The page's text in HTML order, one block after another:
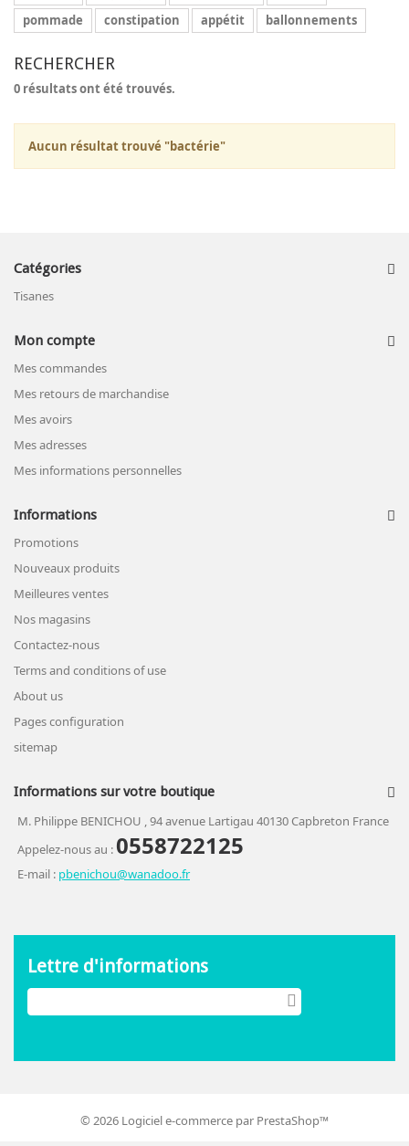
pommade
constipation appétit ballonnements
RECHERCHER
0 résultats ont été trouvés.
Aucun résultat trouvé "bactérie"
Catégories
Tisanes
Mon compte
Mes commandes
Mes retours de marchandise
Mes avoirs
Mes adresses
Mes informations personnelles
Informations
Promotions
Nouveaux produits
Meilleures ventes
Nos magasins
Contactez-nous
Terms and conditions of use
About us
Pages configuration
sitemap
© 2026 Logiciel e-commerce par PrestaShop™
Informations sur votre boutique
M. Philippe BENICHOU , 94 avenue Lartigau 40130 Capbreton France
Appelez-nous au :0558722125
E-mail : pbenichou@wanadoo.fr
Lettre d'informations